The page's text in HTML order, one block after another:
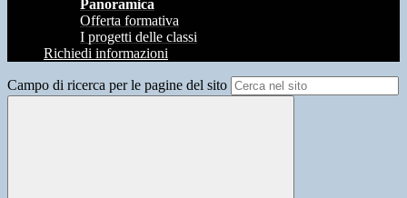
Panoramica
Offerta formativa
I progetti delle classi
Richiedi informazioni
Campo di ricerca per le pagine del sito